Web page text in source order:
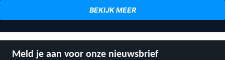
BEKIJK MEER
Meld je aan voor onze nieuwsbrief